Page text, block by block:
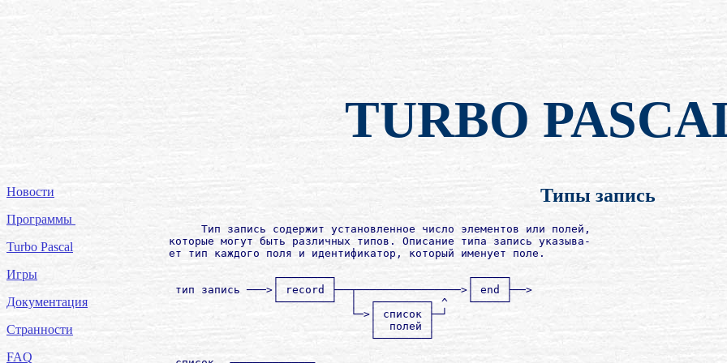
TURBO
Новости
Программы
Turbo Pascal
Игры
Документация
Странности
FAQ
Типы запись
             Тип запись содержит установленное число элементов или полей,
        которые могут быть различных типов. Описание типа запись указыва-
        ет тип каждого поля и идентификатор, который именует поле.
                        ┌────────┐                    ┌─────┐
         тип запись ───>│ record ├──┬────────────────>│ end ├──>
                        └────────┘  │  ┌────────┐ ^   └─────┘
                                    └─>│ список ├─┘
                                       │  полей │
                                       └────────┘